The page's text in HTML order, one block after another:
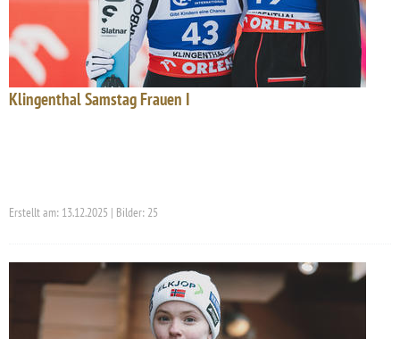
Klingenthal Samstag Frauen I
Erstellt am: 13.12.2025 | Bilder: 25